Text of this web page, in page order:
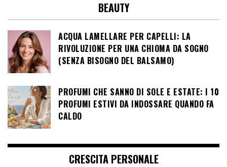
BEAUTY
ACQUA LAMELLARE PER CAPELLI: LA
RIVOLUZIONE PER UNA CHIOMA DA SOGNO
(SENZA BISOGNO DEL BALSAMO)
PROFUMI CHE SANNO DI SOLE E ESTATE: I 10
PROFUMI ESTIVI DA INDOSSARE QUANDO FA
CALDO
CRESCITA PERSONALE